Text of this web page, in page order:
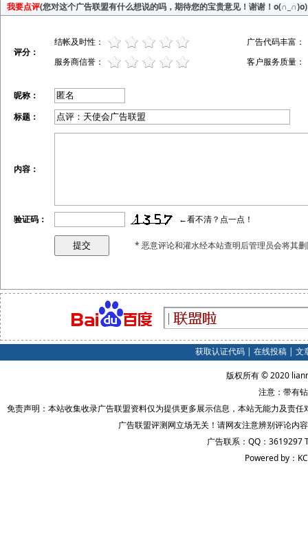
我要点评(您对这个广告联盟有什么想说的吗，期待您的宝贵意见！谢谢！o(∩_∩)o)
评分：
结帐及时性：
广告代码丰富：
服务商信誉：
客户服务质量：
昵称：
标题：
内容：
验证码： ←看不清？点一点！
* 恶意评论和灌水经本站查明后管理员会将其
获取认证代码| 在线投稿| 文
版权所有 © 2020
注意：带有
免责声明：本站收集收录广告联盟资料仅为提供更多展示信息，本站无能力及责
广告联盟评测网立场无关！请网友注意辨别评论内
广告联系：QQ：3619297
Powered by：